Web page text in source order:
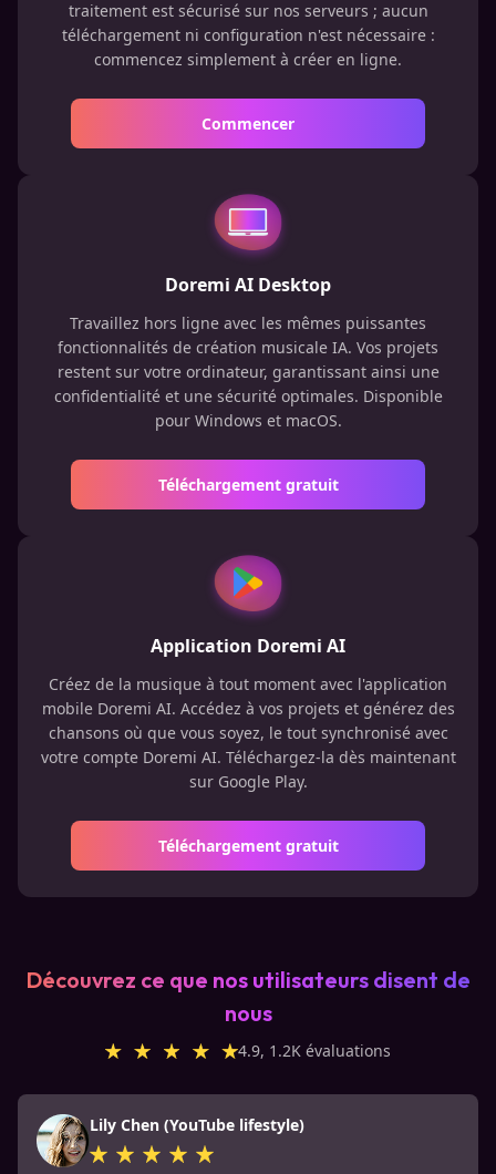
traitement est sécurisé sur nos serveurs ; aucun
téléchargement ni configuration n'est nécessaire :
commencez simplement à créer en ligne.
Commencer
Doremi AI Desktop
Travaillez hors ligne avec les mêmes puissantes
fonctionnalités de création musicale IA. Vos projets
restent sur votre ordinateur, garantissant ainsi une
confidentialité et une sécurité optimales. Disponible
pour Windows et macOS.
Téléchargement gratuit
Application Doremi AI
Créez de la musique à tout moment avec l'application
mobile Doremi AI. Accédez à vos projets et générez des
chansons où que vous soyez, le tout synchronisé avec
votre compte Doremi AI. Téléchargez-la dès maintenant
sur Google Play.
Téléchargement gratuit
Découvrez ce que nos utilisateurs disent de
nous
4.9, 1.2K évaluations
Lily Chen (YouTube lifestyle)